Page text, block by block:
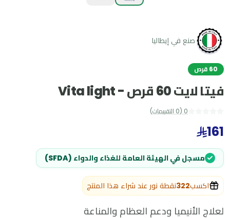
صنع في إيطاليا
60 قرص
فيتا لايت 60 قرص - Vita light
0
(
0 التقييمات)
161
مسجل في الهيئة العامة للغذاء والدواء (SFDA)
اكسب322نقطة نور عند شراء هذا المنتج
لعلاج الأنيميا ودعم العظام والمناعة